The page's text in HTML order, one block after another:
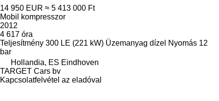
14 950 EUR ≈ 5 413 000 Ft
Mobil kompresszor
2012
4 617 óra
Teljesítmény 300 LE (221 kW) Üzemanyag dízel Nyomás 12
bar
Hollandia, ES Eindhoven
TARGET Cars bv
Kapcsolatfelvétel az eladóval